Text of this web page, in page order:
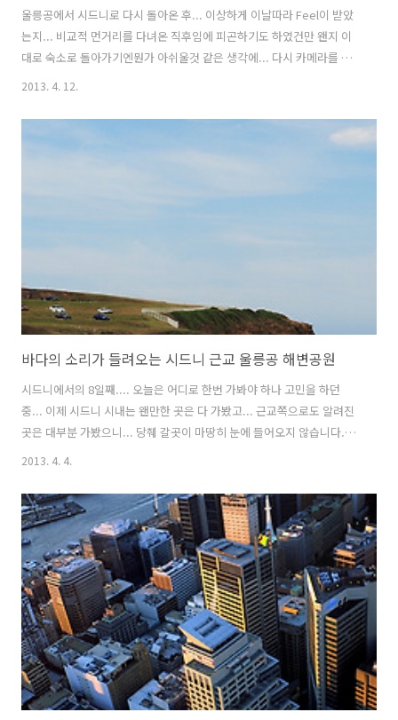
울릉공에서 시드니로 다시 돌아온 후... 이상하게 이날따라 Feel이 받았
는지... 비교적 먼거리를 다녀온 직후임에 피곤하기도 하였건만 왠지 이
대로 숙소로 돌아가기엔뭔가 아쉬울것 같은 생각에... 다시 카메라를 둘
러메고 서큘러키로 향하기로 했습니다. 실은 이제부터는 시드니를 떠나
각이 들기 시작해서 조금이라도 더 둘러보려고 했던거죠... -.-;; 이제는
너무나도 익숙한 서큘러키까지 단숨에 걸어간 후... 시드니에 도착한 후
2013. 4. 12.
바다의 소리가 들려오는 시드니 근교 울릉공 해변공원
시드니에서의 8일째.... 오늘은 어디로 한번 가봐야 하나 고민을 하던
중... 이제 시드니 시내는 왠만한 곳은 다 가봤고... 근교쪽으로도 알려진
곳은 대부분 가봤으니... 당췌 갈곳이 마땅히 눈에 들어오지 않습니다...
-.-;; 여비라도 좀 많이 남아 있었다면 차라리 비행기나 기차를 타고 멜버
계라...호주 달러도 거의 바닥난 상태... ㅠ.ㅠ 카드신공도 이제 감당키 어
려울듯 하고 숙소에서 여행지 팜플렛 뭉치들을 뒤적거리던 중... 한 곳이
눈에 들어왔습니다... ^^ 울릉공 (Wollongong) 첨엔 호주에 웬 울릉도?
이랬으나... 역시 무식이 금방 티가 나고... -.-;; 사실 '울릉공' 이라는 말
은 원주민어로 '바다의 소리..
2013. 4. 4.